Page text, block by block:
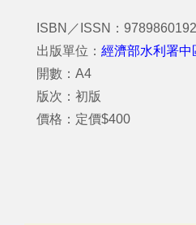
ISBN／ISSN：
出版單位： 經濟部水利署中
開數：A4
版次：初版
價格：定價$400